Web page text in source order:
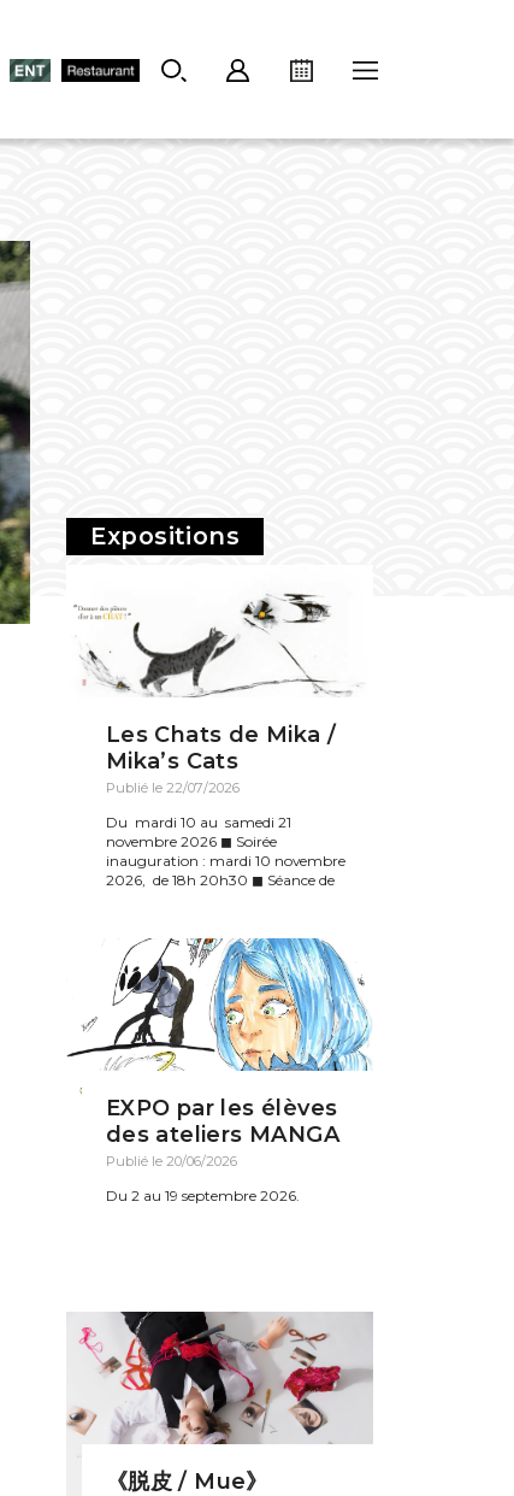
Expositions
Les Chats de Mika /
Mika’s Cats
Publié le 22/07/2026
Du mardi 10 au samedi 21
novembre 2026 ◼︎ Soirée
inauguration : mardi 10 novembre
2026, de 18h 20h30 ◼︎ Séance de
EXPO par les élèves
des ateliers MANGA
Publié le 20/06/2026
Du 2 au 19 septembre 2026.
《脱皮 / Mue》